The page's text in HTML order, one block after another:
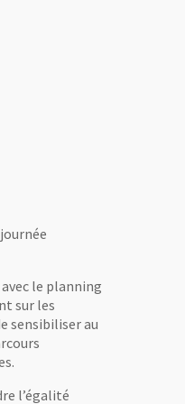
le planning
sur les
sensibiliser au
l’égalité